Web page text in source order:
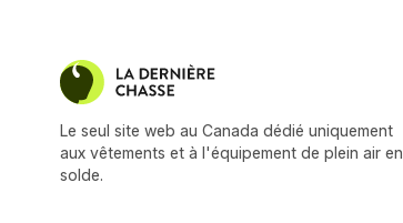
Le seul site web au Canada dédié uniquement
aux vêtements et à l'équipement de plein air en
solde.